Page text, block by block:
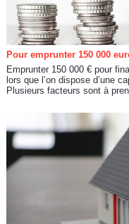
Pour emprunter 150 000
Emprunter 150 000 € pour
lors que l’on dispose d’une
Plusieurs facteurs sont à